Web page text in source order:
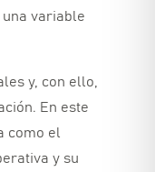
variable
y, con ello,
En este
como el
y su